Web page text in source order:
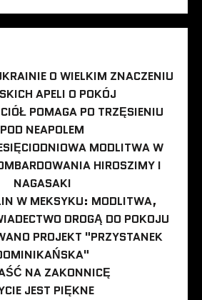
O WIELKIM ZNACZENIU
APELI O POKÓJ
POMAGA PO TRZĘSIENIU
POD NEAPOLEM
MODLITWA W
HIROSZIMY I
NAGASAKI
W MEKSYKU: MODLITWA,
DROGĄ DO POKOJU
PROJEKT "PRZYSTANEK
NA ZAKONNICĘ
JEST PIĘKNE